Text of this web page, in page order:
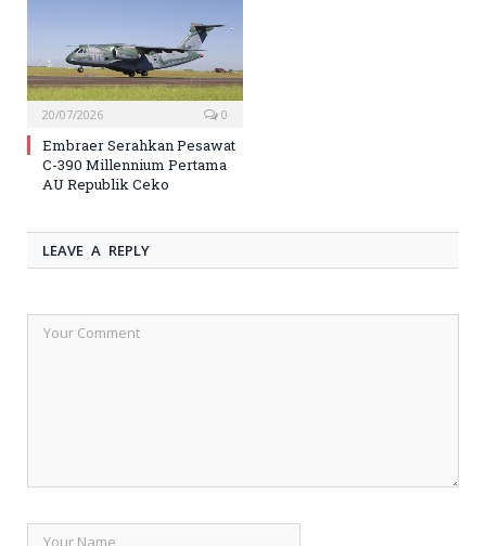
20/07/2026 0
Embraer Serahkan Pesawat
C-390 Millennium Pertama
AU Republik Ceko
LEAVE A REPLY